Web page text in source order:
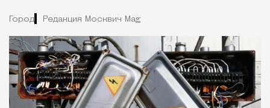
Город Редакция Москвич Mag